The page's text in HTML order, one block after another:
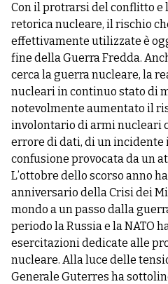
Con il protrarsi del conflitto
retorica nucleare, il rischio
effettivamente utilizzate è
fine della Guerra Fredda.
cerca la guerra nucleare, la
nucleari in continuo stato di
notevolmente aumentato il
involontario di armi nucleari
errore di dati, di un incidente
confusione provocata da un
L’ottobre dello scorso anno
anniversario della Crisi dei
mondo a un passo dalla
periodo la Russia e la NATO
esercitazioni dedicate alle
nucleare. Alla luce delle
Generale Guterres ha